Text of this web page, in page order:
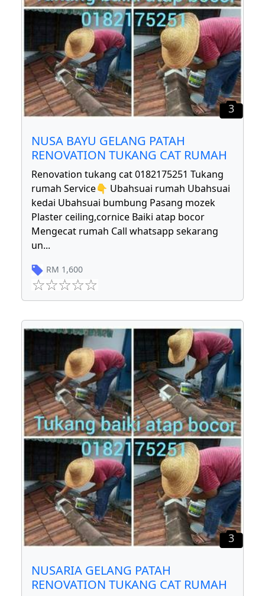
3
NUSA BAYU GELANG PATAH
RENOVATION TUKANG CAT RUMAH
Renovation tukang cat 0182175251 Tukang
rumah Service👇 Ubahsuai rumah Ubahsuai
kedai Ubahsuai bumbung Pasang mozek
Plaster ceiling,cornice Baiki atap bocor
Mengecat rumah Call whatsapp sekarang
un...
RM 1,600
3
NUSARIA GELANG PATAH
RENOVATION TUKANG CAT RUMAH